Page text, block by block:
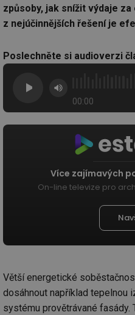
způsoby, jak snížit výdaje
z nejúčinnějších řešení je
Poslechněte si audioverzi
00:00
Více zajímavých
On-line televize pro
Větší energetické
dosáhnout například tepelnou
systému provětrávané fasády.